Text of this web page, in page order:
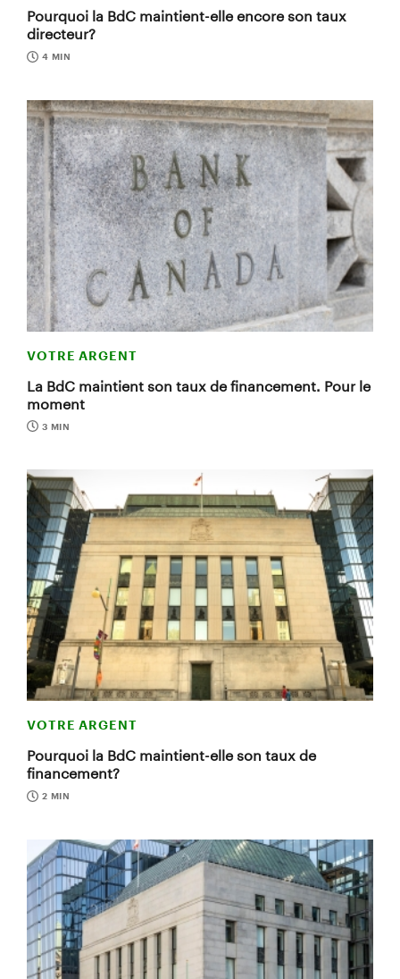
Pourquoi la BdC maintient-elle encore son taux
directeur?
4 MIN
VOTRE ARGENT
La BdC maintient son taux de financement. Pour le
moment
3 MIN
VOTRE ARGENT
Pourquoi la BdC maintient-elle son taux de
financement?
2 MIN